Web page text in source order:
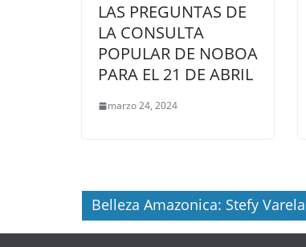
LAS PREGUNTAS DE
LA CONSULTA
POPULAR DE NOBOA
PARA EL 21 DE ABRIL
marzo 24, 2024
Belleza Amazonica: Stefy Varela